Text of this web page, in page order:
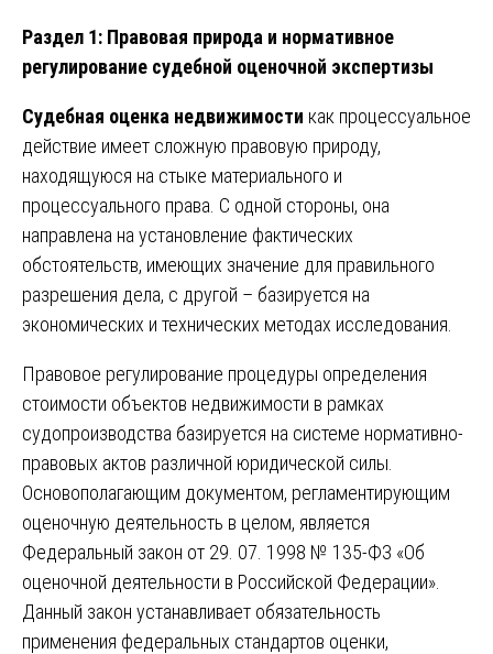
Раздел 1: Правовая природа и нормативное
регулирование судебной оценочной экспертизы
Судебная оценка недвижимости как процессуальное
действие имеет сложную правовую природу,
находящуюся на стыке материального и
процессуального права. С одной стороны, она
направлена на установление фактических
обстоятельств, имеющих значение для правильного
разрешения дела, с другой – базируется на
экономических и технических методах исследования.
Правовое регулирование процедуры определения
стоимости объектов недвижимости в рамках
судопроизводства базируется на системе нормативно-
правовых актов различной юридической силы.
Основополагающим документом, регламентирующим
оценочную деятельность в целом, является
Федеральный закон от 29. 07. 1998 № 135-ФЗ «Об
оценочной деятельности в Российской Федерации».
Данный закон устанавливает обязательность
применения федеральных стандартов оценки,